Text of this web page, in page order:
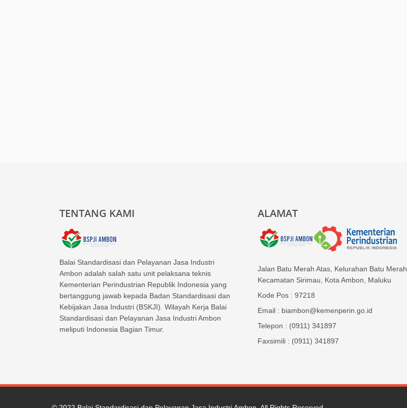
TENTANG KAMI
Balai Standardisasi dan Pelayanan Jasa Industri
Ambon adalah salah satu unit pelaksana teknis
Kementerian Perindustrian Republik Indonesia yang
bertanggung jawab kepada Badan Standardisasi dan
Kebijakan Jasa Industri (BSKJI). Wilayah Kerja Balai
Standardisasi dan Pelayanan Jasa Industri Ambon
meliputi Indonesia Bagian Timur.
ALAMAT
Jalan Batu Merah Atas, Kelurahan Batu Merah,
Kecamatan Sirimau, Kota Ambon, Maluku
Kode Pos : 97218
Email : biambon@kemenperin.go.id
Telepon : (0911) 341897
Faxsimili : (0911) 341897